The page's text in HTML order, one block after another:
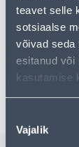
teavet selle
sotsiaalse
võivad seda
esitanud või
kasutamise
valik
Vajalik
Poest